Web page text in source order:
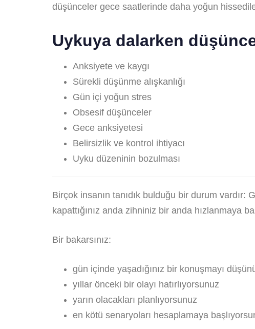
düşünceler gece saatlerinde daha yoğun
Uykuya dalarken
Anksiyete ve kaygı
Sürekli düşünme alışkanlığı
Gün içi yoğun stres
Obsesif düşünceler
Gece anksiyetesi
Belirsizlik ve kontrol ihtiyacı
Uyku düzeninin bozulması
Birçok insanın tanıdık bulduğu bir durum
kapattığınız anda zihniniz bir anda hızlanmaya
Bir bakarsınız:
gün içinde yaşadığınız bir konuşmayı
yıllar önceki bir olayı hatırlıyorsunuz
yarın olacakları planlıyorsunuz
en kötü senaryoları hesaplamaya